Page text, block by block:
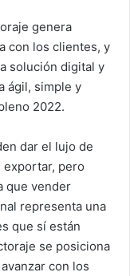
genera
con los clientes, y
solución digital y
ágil, simple y
2022.
dar el lujo de
pero
que vender
representa una
que sí están
se posiciona
con los